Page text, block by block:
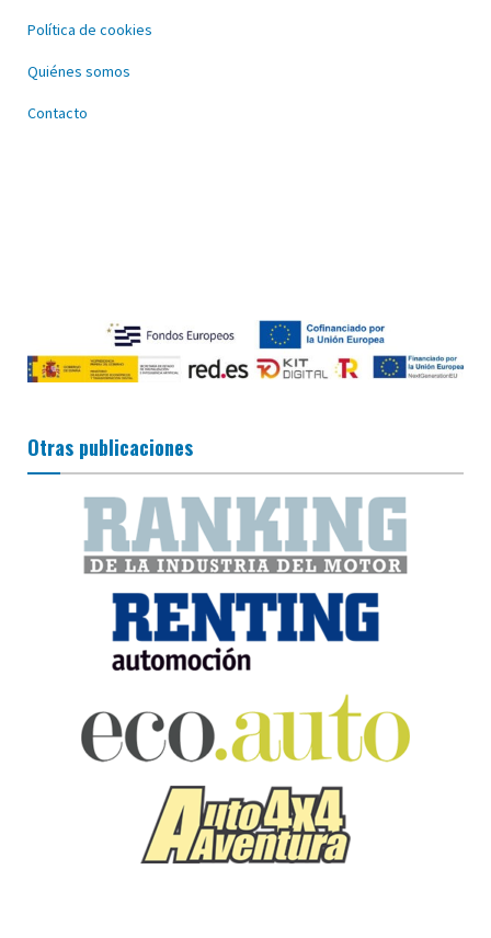
Política de cookies
Quiénes somos
Contacto
Otras publicaciones